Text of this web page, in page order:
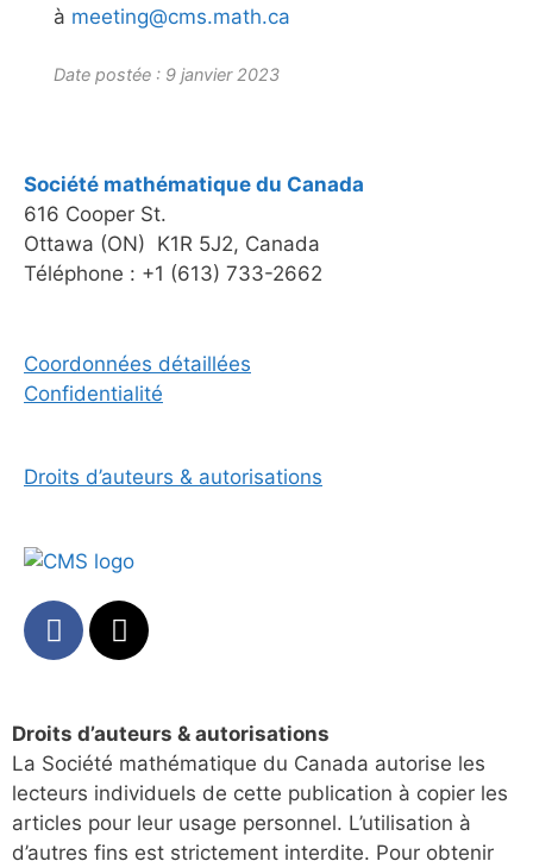
à meeting@cms.math.ca
Date postée : 9 janvier 2023
Société mathématique du Canada
616 Cooper St.
Ottawa (ON) K1R 5J2, Canada
Téléphone : +1 (613) 733-2662
Coordonnées détaillées
Confidentialité
Droits d’auteurs & autorisations
Droits d’auteurs & autorisations
La Société mathématique du Canada autorise les
lecteurs individuels de cette publication à copier les
articles pour leur usage personnel. L’utilisation à
d’autres fins est strictement interdite. Pour obtenir